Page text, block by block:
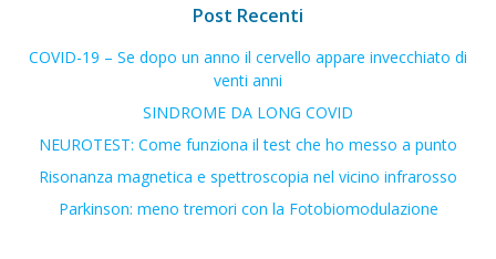
Post Recenti
COVID-19 – Se dopo un anno il cervello appare invecchiato di
venti anni
SINDROME DA LONG COVID
NEUROTEST: Come funziona il test che ho messo a punto
Risonanza magnetica e spettroscopia nel vicino infrarosso
Parkinson: meno tremori con la Fotobiomodulazione